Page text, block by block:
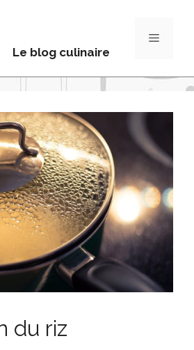
Le blog culinaire
du riz